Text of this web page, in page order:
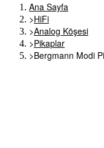
Ana Sayfa
>HiFi
>Analog Köşesi
>Pikaplar
>Bergmann Modi